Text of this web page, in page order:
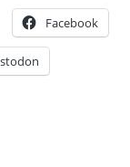
Facebook